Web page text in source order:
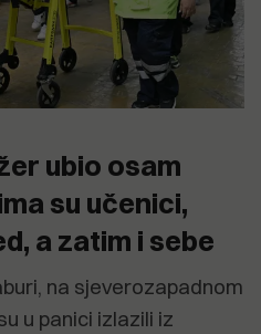
ubio osam
su učenici,
a zatim i sebe
na sjeverozapadnom
u panici izlazili iz